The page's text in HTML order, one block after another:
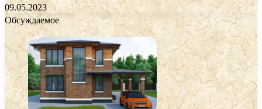
09.05.2023
Обсуждаемое